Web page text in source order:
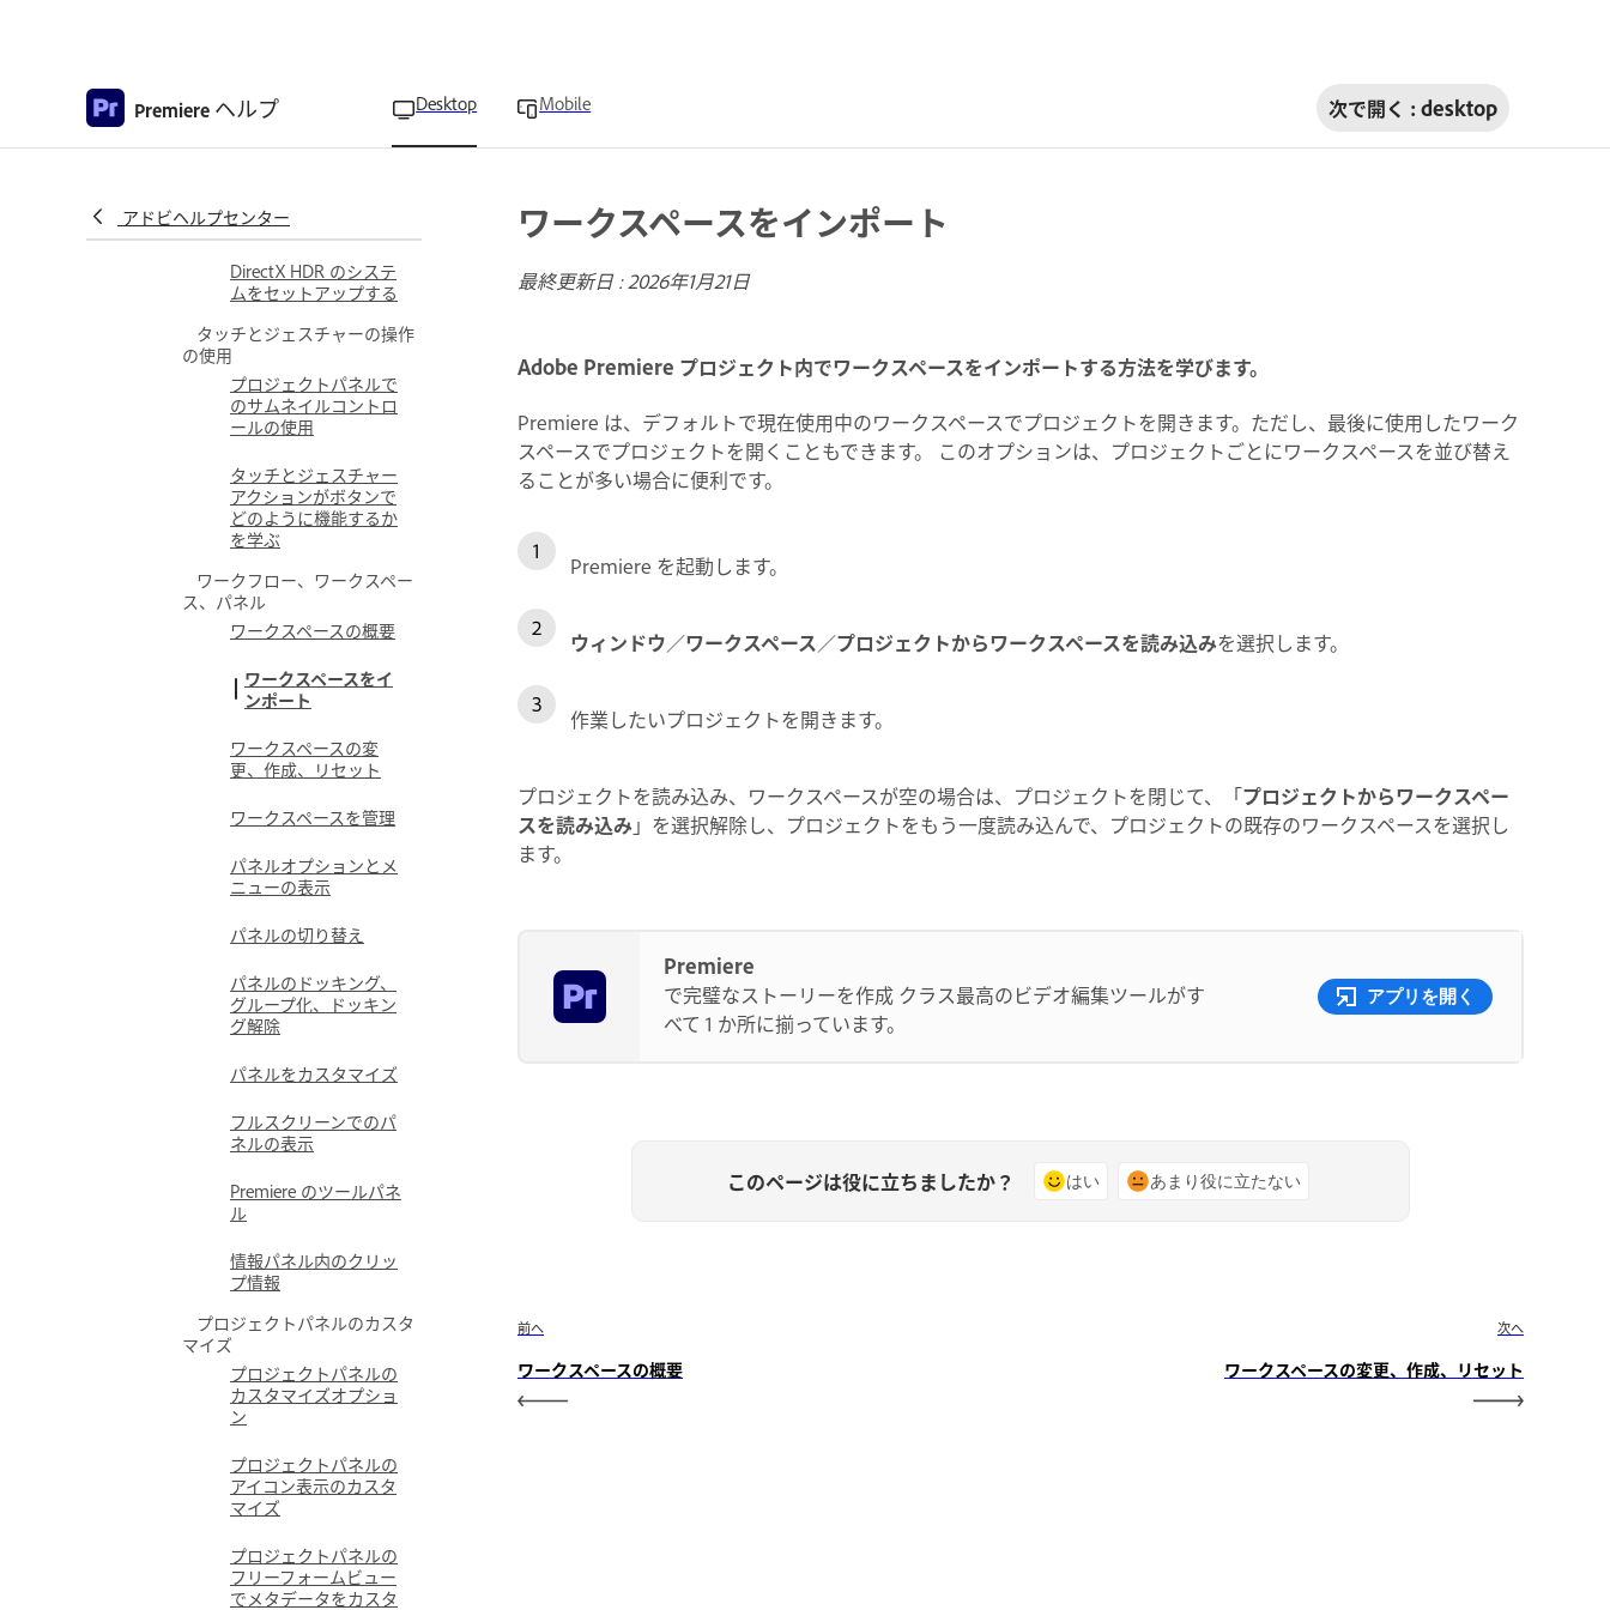
Premiere ヘルプ Desktop Mobile 次で開く : desktop
アドビヘルプセンター
Windows 用の DirectX HDR
GPU、ディスプレイ
DirectX HDR のシステ
ムをセットアップする
タッチとジェスチャーの操作
の使用
プロジェクトパネルで
のサムネイルコントロ
ールの使用
タッチとジェスチャー
アクションがボタンで
どのように機能するか
を学ぶ
ワークフロー、ワークスペー
ス、パネル
ワークスペースの概要
ワークスペースをイ
ンポート
ワークスペースの変
更、作成、リセット
ワークスペースを管理
パネルオプションとメ
ニューの表示
パネルの切り替え
パネルのドッキング、
グループ化、ドッキン
グ解除
パネルをカスタマイズ
フルスクリーンでのパ
ネルの表示
Premiere のツールパネ
ル
情報パネル内のクリッ
プ情報
プロジェクトパネルのカスタ
マイズ
プロジェクトパネルの
カスタマイズオプショ
ン
プロジェクトパネルの
アイコン表示のカスタ
マイズ
プロジェクトパネルの
フリーフォームビュー
でメタデータをカスタ
ワークスペースをインポート
最終更新日 :2026年1月21日
Adobe Premiere プロジェクト内でワークスペースをインポートする方法を学びます。
Premiere は、デフォルトで現在使用中のワークスペースでプロジェクトを開きます。ただし、最後に使用したワーク
スペースでプロジェクトを開くこともできます。 このオプションは、プロジェクトごとにワークスペースを並び替え
ることが多い場合に便利です。
Premiere を起動します。
ウィンドウ／ワークスペース ／プロジェクトからワークスペースを読み込みを選択します。
作業したいプロジェクトを開きます。
プロジェクトを読み込み、ワークスペースが空の場合は、プロジェクトを閉じて、「プロジェクトからワークスペー
スを読み込み」を選択解除し、プロジェクトをもう一度読み込んで、プロジェクトの既存のワークスペースを選択し
ます。
Premiere
で完璧なストーリーを作成 クラス最高のビデオ編集ツールがす
べて 1 か所に揃っています。
アプリを開く
このページは役に立ちましたか？ はい あまり役に立たない
前へ
ワークスペースの概要
次へ
ワークスペースの変更、作成、リセット